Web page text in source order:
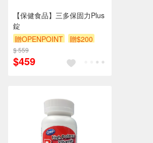
【保健食品】三多保固力Plus
錠
贈OPENPOINT
贈$200
$ 559
$459